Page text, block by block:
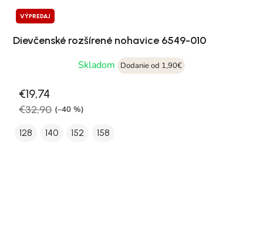
VÝPREDAJ
Dievčenské rozšírené nohavice 6549-010
Skladom
Dodanie od 1,90€
€19,74
€32,90 (–40 %)
128 140 152 158